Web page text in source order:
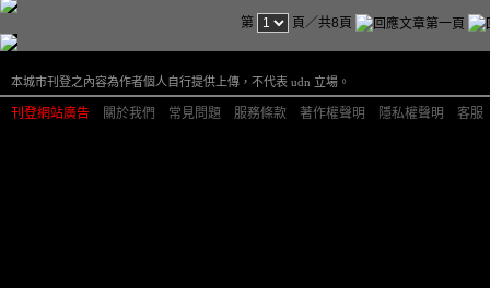
第 頁／共8頁
本城市刊登之內容為作者個人自行提供上傳，不代表 udn 立場。
刊登網站廣告 關於我們 常見問題 服務條款 著作權聲明 隱私權聲明 客服